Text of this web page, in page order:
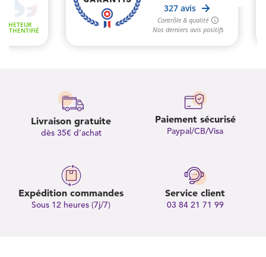
Livraison gratuite
dès 35€ d’achat
Paiement sécurisé
Paypal/CB/Visa
Expédition commandes
Sous 12 heures (7j/7)
Service client
03 84 21 71 99